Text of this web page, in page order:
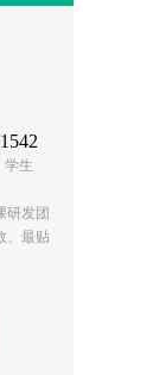
1542
学生
研发团
、最贴
语